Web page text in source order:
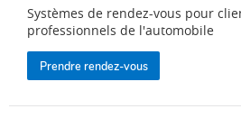
Systèmes de rendez-vous pour
professionnels de l'automobile
Prendre rendez-vous